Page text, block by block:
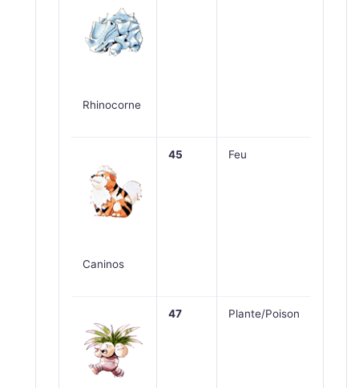
Rhinocorne
Caninos
45 Feu
47 Plante/Poison